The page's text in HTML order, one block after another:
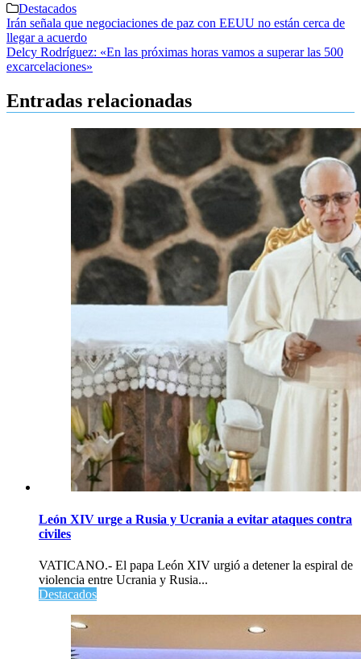
Destacados
Navegación
de
entradas
Irán señala que negociaciones de paz con EEUU no están cerca de
llegar a acuerdo
Delcy Rodríguez: «En las próximas horas vamos a superar las 500
excarcelaciones»
Entradas relacionadas
León XIV urge a Rusia y Ucrania a evitar ataques contra
civiles
VATICANO.- El papa León XIV urgió a detener la espiral de
violencia entre Ucrania y Rusia...
Destacados